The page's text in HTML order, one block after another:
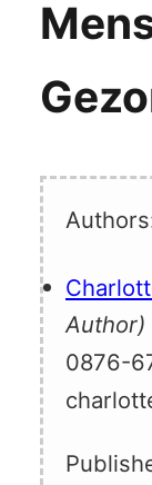
Author)
0876-